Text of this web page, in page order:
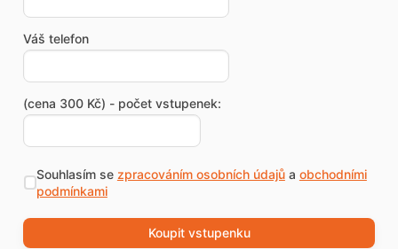
Váš telefon
(cena 300 Kč) - počet vstupenek:
Souhlasím se zpracováním osobních údajůa obchodními
podmínkami
Koupit vstupenku